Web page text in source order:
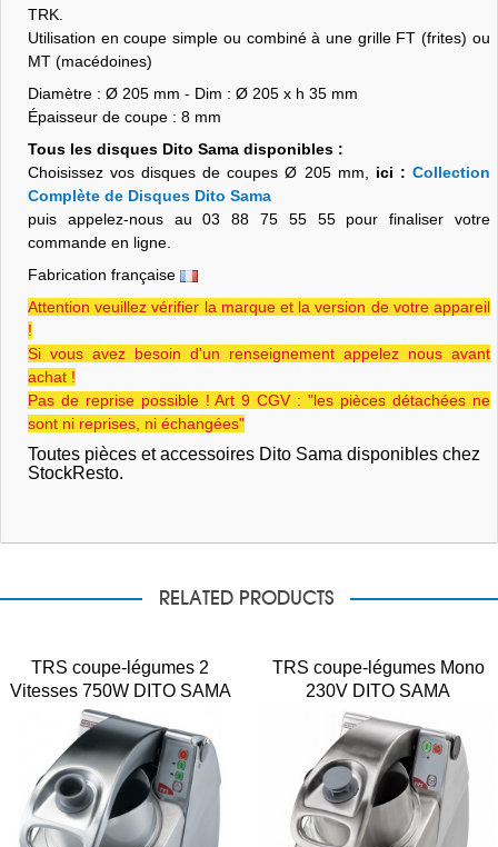
TRK.
Utilisation en coupe simple ou combiné à une grille FT (frites) ou
MT (macédoines)
Diamètre : Ø 205 mm - Dim : Ø 205 x h 35 mm
Épaisseur de coupe : 8 mm
Tous les disques Dito Sama disponibles :
Choisissez vos disques de coupes Ø 205 mm, ici : Collection
Complète de Disques Dito Sama
puis appelez-nous au 03 88 75 55 55 pour finaliser votre
commande en ligne.
Fabrication française
Attention veuillez vérifier la marque et la version de votre appareil
!
Si vous avez besoin d'un renseignement appelez nous avant
achat !
Pas de reprise possible ! Art 9 CGV : "les pièces détachées ne
sont ni reprises, ni échangées"
Toutes pièces et accessoires Dito Sama disponibles chez
StockResto.
RELATED PRODUCTS
TRS coupe-légumes 2
Vitesses 750W DITO SAMA
Tri 400V DTRSY2V
TRS coupe-légumes Mono
230V DITO SAMA
DTRSY1V50 500W